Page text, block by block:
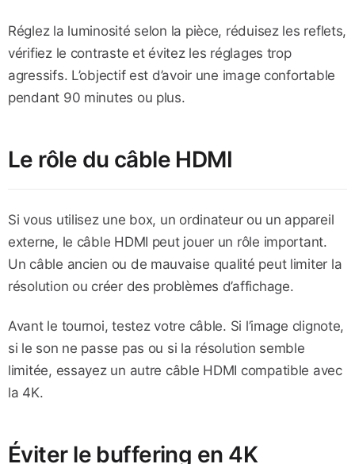
Réglez la luminosité selon la pièce, réduisez les reflets,
vérifiez le contraste et évitez les réglages trop
agressifs. L’objectif est d’avoir une image confortable
pendant 90 minutes ou plus.
Le rôle du câble HDMI
Si vous utilisez une box, un ordinateur ou un appareil
externe, le câble HDMI peut jouer un rôle important.
Un câble ancien ou de mauvaise qualité peut limiter la
résolution ou créer des problèmes d’affichage.
Avant le tournoi, testez votre câble. Si l’image clignote,
si le son ne passe pas ou si la résolution semble
limitée, essayez un autre câble HDMI compatible avec
la 4K.
Éviter le buffering en 4K